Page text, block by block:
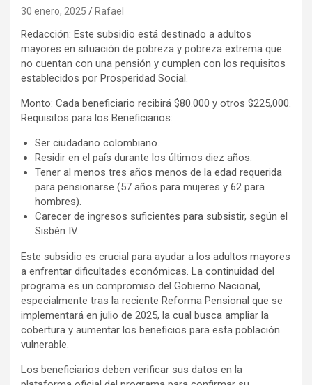
30 enero, 2025 Rafael
Redacción: Este subsidio está destinado a adultos
mayores en situación de pobreza y pobreza extrema que
no cuentan con una pensión y cumplen con los requisitos
establecidos por Prosperidad Social.
Monto: Cada beneficiario recibirá $80.000 y otros $225,000.
Requisitos para los Beneficiarios:
Ser ciudadano colombiano.
Residir en el país durante los últimos diez años.
Tener al menos tres años menos de la edad requerida
para pensionarse (57 años para mujeres y 62 para
hombres).
Carecer de ingresos suficientes para subsistir, según el
Sisbén IV.
Este subsidio es crucial para ayudar a los adultos mayores
a enfrentar dificultades económicas. La continuidad del
programa es un compromiso del Gobierno Nacional,
especialmente tras la reciente Reforma Pensional que se
implementará en julio de 2025, la cual busca ampliar la
cobertura y aumentar los beneficios para esta población
vulnerable.
Los beneficiarios deben verificar sus datos en la